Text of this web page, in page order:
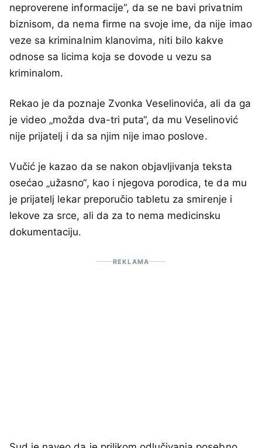
neproverene informacije“, da se ne bavi privatnim
biznisom, da nema firme na svoje ime, da nije imao
veze sa kriminalnim klanovima, niti bilo kakve
odnose sa licima koja se dovode u vezu sa
kriminalom.
Rekao je da poznaje Zvonka Veselinovića, ali da ga
je video „možda dva-tri puta“, da mu Veselinović
nije prijatelj i da sa njim nije imao poslove.
Vučić je kazao da se nakon objavljivanja teksta
osećao „užasno“, kao i njegova porodica, te da mu
je prijatelj lekar preporučio tabletu za smirenje i
lekove za srce, ali da za to nema medicinsku
dokumentaciju.
REKLAMA